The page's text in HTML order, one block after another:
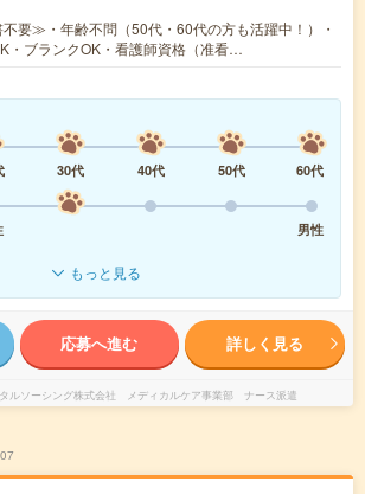
要≫・年齢不問（50代・60代の方も活躍中！）・
・ブランクOK・看護師資格（准看…
30代 40代 50代
60代
男性
もっと見る
応募へ進む 詳しく見る
ルソーシング株式会社 メディカルケア事業部 ナース派遣